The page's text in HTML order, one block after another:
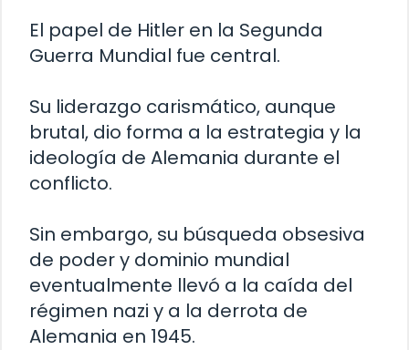
El papel de Hitler en la Segunda
Guerra Mundial fue central.
Su liderazgo carismático, aunque
brutal, dio forma a la estrategia y la
ideología de Alemania durante el
conflicto.
Sin embargo, su búsqueda obsesiva
de poder y dominio mundial
eventualmente llevó a la caída del
régimen nazi y a la derrota de
Alemania en 1945.